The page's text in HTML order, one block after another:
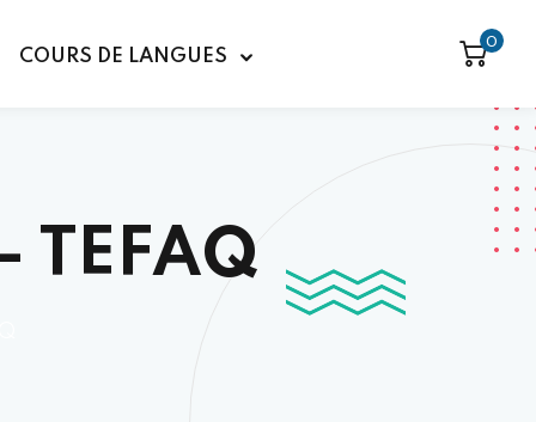
COURS DE LANGUES
0
TEFAQ